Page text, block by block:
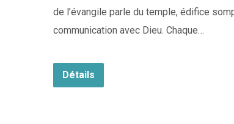
de l’évangile parle du temple, édifice
communication avec Dieu. Chaque…
Détails